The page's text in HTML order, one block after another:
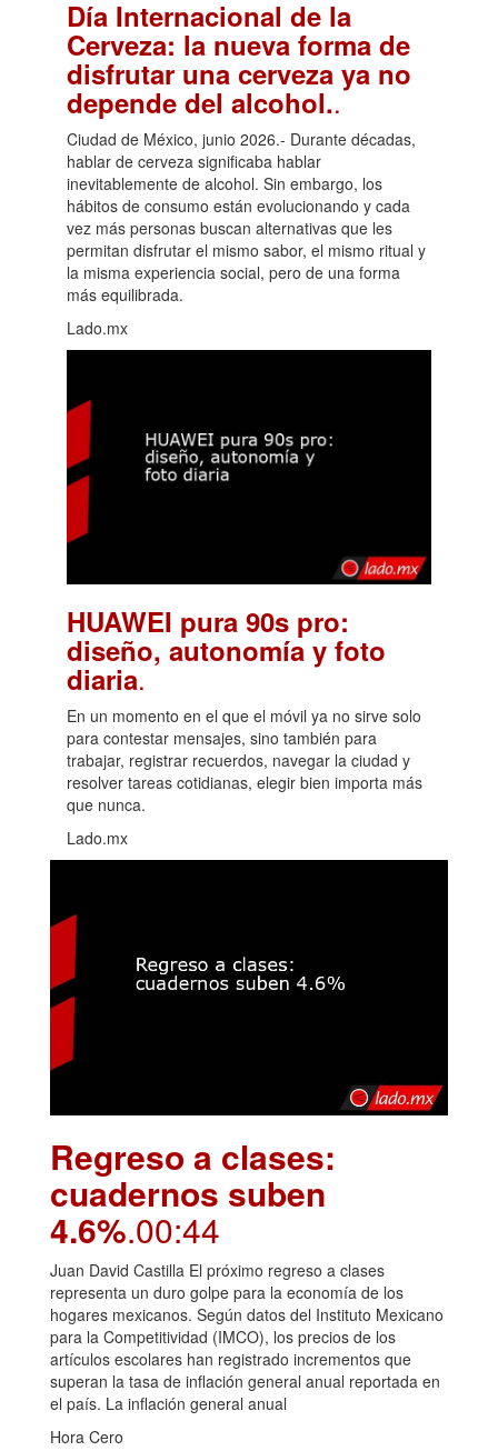
Día Internacional de la
Cerveza: la nueva forma de
disfrutar una cerveza ya no
depende del alcohol..
Ciudad de México, junio 2026.- Durante décadas,
hablar de cerveza significaba hablar
inevitablemente de alcohol. Sin embargo, los
hábitos de consumo están evolucionando y cada
vez más personas buscan alternativas que les
permitan disfrutar el mismo sabor, el mismo ritual y
la misma experiencia social, pero de una forma
más equilibrada.
Lado.mx
HUAWEI pura 90s pro:
diseño, autonomía y foto
diaria.
En un momento en el que el móvil ya no sirve solo
para contestar mensajes, sino también para
trabajar, registrar recuerdos, navegar la ciudad y
resolver tareas cotidianas, elegir bien importa más
que nunca.
Lado.mx
Regreso a clases:
cuadernos suben
4.6%.00:44
Juan David Castilla El próximo regreso a clases
representa un duro golpe para la economía de los
hogares mexicanos. Según datos del Instituto Mexicano
para la Competitividad (IMCO), los precios de los
artículos escolares han registrado incrementos que
superan la tasa de inflación general anual reportada en
el país. La inflación general anual
Hora Cero